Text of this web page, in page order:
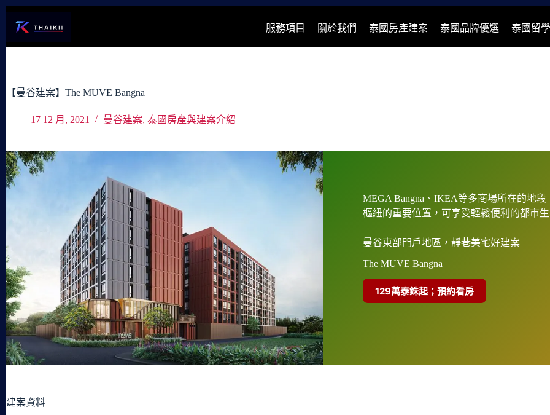
容
服務項目 關於我們 泰國房產建案 泰國品牌優選 泰國留
【曼谷建案】The MUVE Bangna
17 12 月, 2021 曼谷建案, 泰國房產與建案介紹
MEGA Bangna、IKEA等多商場所在的地
樞紐的重要位置，可享受輕鬆便利的都市
曼谷東部門戶地區，靜巷美宅好建案
The MUVE Bangna
129萬泰銖起；預約看房
建案資料